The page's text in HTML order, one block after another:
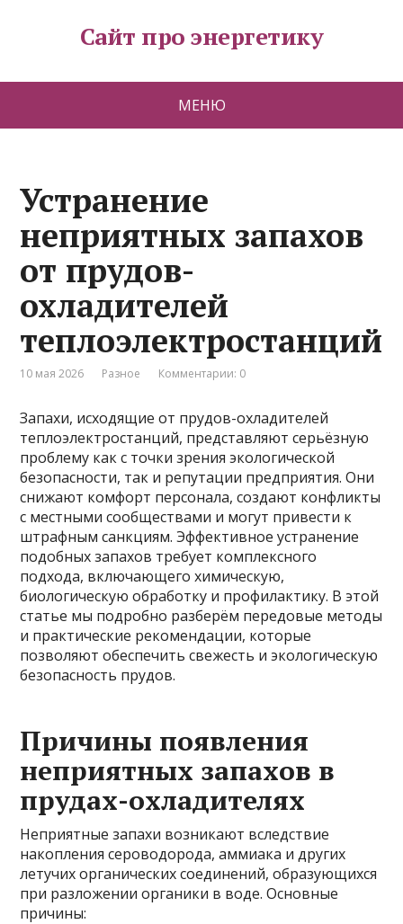
Сайт про энергетику
МЕНЮ
Устранение
неприятных запахов
от прудов-
охладителей
теплоэлектростанций
10 мая 2026 Разное Комментарии: 0
Запахи, исходящие от прудов-охладителей
теплоэлектростанций, представляют серьёзную
проблему как с точки зрения экологической
безопасности, так и репутации предприятия. Они
снижают комфорт персонала, создают конфликты
с местными сообществами и могут привести к
штрафным санкциям. Эффективное устранение
подобных запахов требует комплексного
подхода, включающего химическую,
биологическую обработку и профилактику. В этой
статье мы подробно разберём передовые методы
и практические рекомендации, которые
позволяют обеспечить свежесть и экологическую
безопасность прудов.
Причины появления
неприятных запахов в
прудах-охладителях
Неприятные запахи возникают вследствие
накопления сероводорода, аммиака и других
летучих органических соединений, образующихся
при разложении органики в воде. Основные
причины: